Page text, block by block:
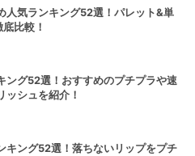
人気ランキング52選！パレット&単
比較！
ング52選！おすすめのプチプラや速
ッシュを紹介！
キング52選！落ちないリップをプチ